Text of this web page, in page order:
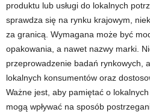
produktu lub usługi do lokalnych
sprawdza się na rynku krajowym,
za granicą. Wymagana może być
opakowania, a nawet nazwy marki.
przeprowadzenie badań rynkowych,
lokalnych konsumentów oraz
Ważne jest, aby pamiętać o
mogą wpływać na sposób